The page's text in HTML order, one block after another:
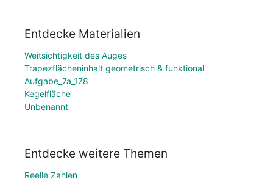
Entdecke Materialien
Weitsichtigkeit des Auges
Trapezflächeninhalt geometrisch & funktional
Aufgabe_7a_178
Kegelfläche
Unbenannt
Entdecke weitere Themen
Reelle Zahlen